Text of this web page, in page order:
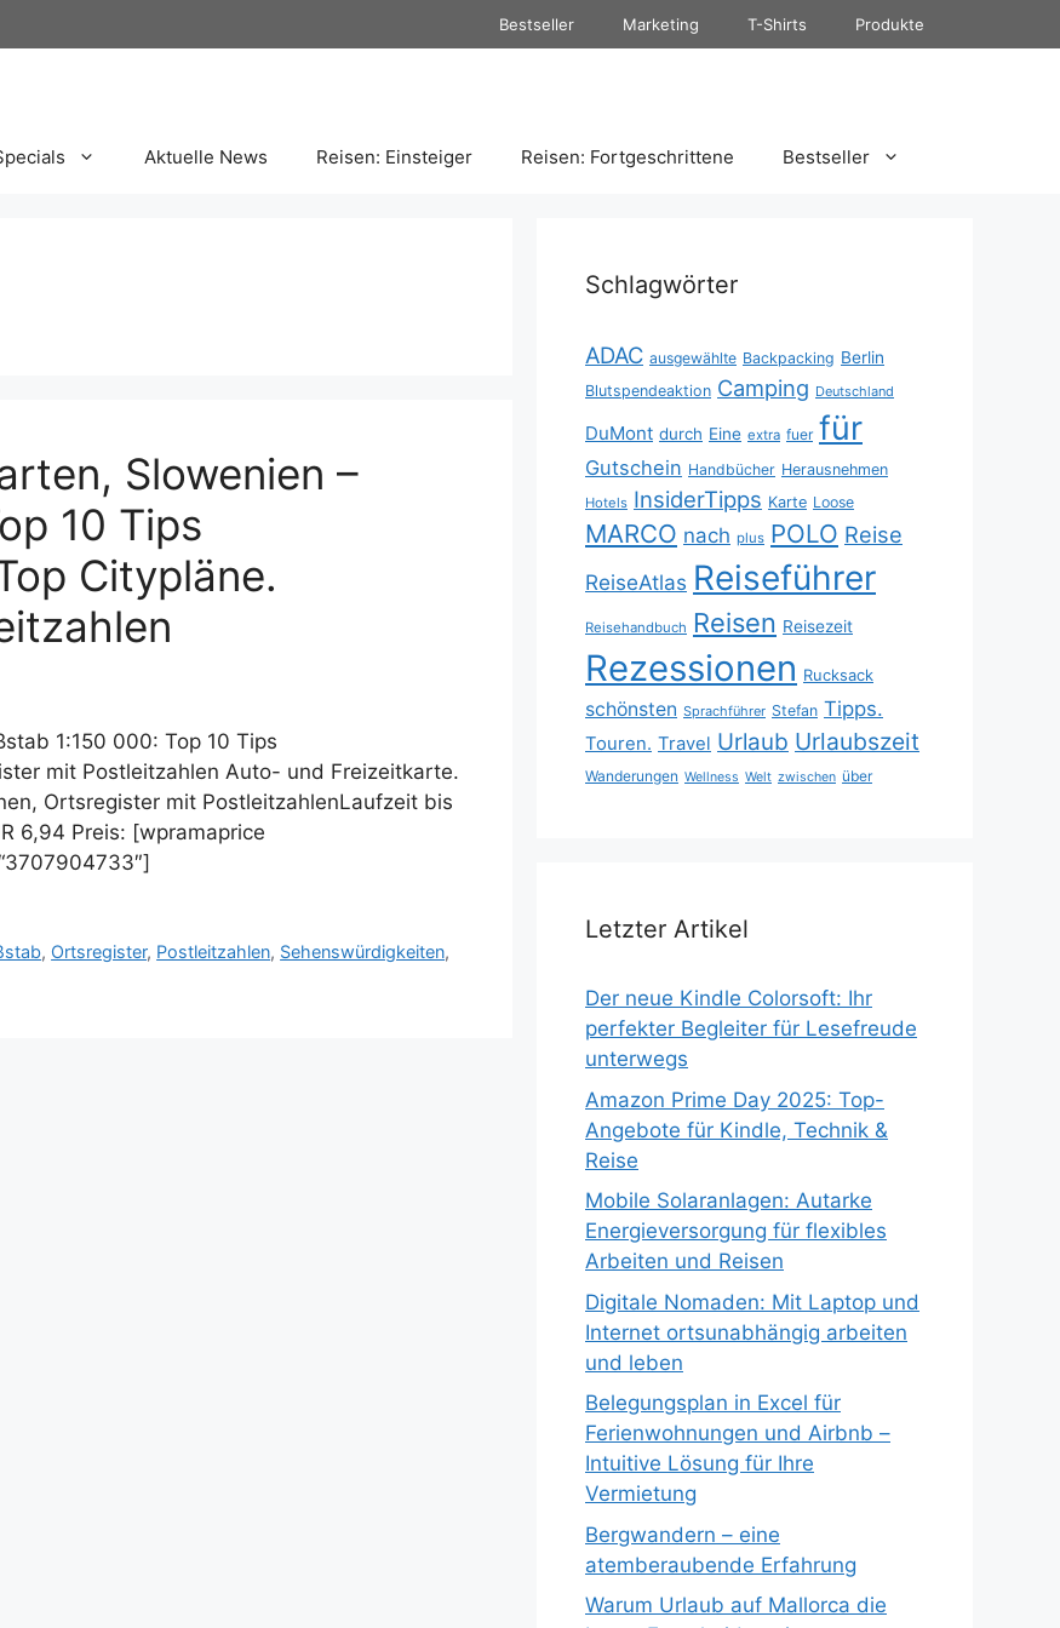
Bestseller Marketing T-Shirts Produkte
Aktuelle News Reisen: Einsteiger Reisen: Fortgeschrittene Bestseller
Slowenien –
10 Tips
Citypläne.
1:150 000: Top 10 Tips
mit Postleitzahlen Auto- und Freizeitkarte.
Ortsregister mit PostleitzahlenLaufzeit bis
6,94 Preis: [wpramaprice
, Ortsregister, Postleitzahlen, Sehenswürdigkeiten,
Schlagwörter
ADAC ausgewählte Backpacking Berlin
Blutspendeaktion Camping Deutschland
DuMont durch Eine extra fuer für
Gutschein Handbücher Herausnehmen
Hotels InsiderTipps Karte Loose
MARCO nach plus POLO Reise
ReiseAtlas Reiseführer
Reisehandbuch Reisen Reisezeit
Rezessionen Rucksack
schönsten Sprachführer Stefan Tipps.
Touren. Travel Urlaub Urlaubszeit
Wanderungen Wellness Welt zwischen über
Letzter Artikel
Der neue Kindle Colorsoft: Ihr
perfekter Begleiter für Lesefreude
unterwegs
Amazon Prime Day 2025: Top-
Angebote für Kindle, Technik &
Reise
Mobile Solaranlagen: Autarke
Energieversorgung für flexibles
Arbeiten und Reisen
Digitale Nomaden: Mit Laptop und
Internet ortsunabhängig arbeiten
und leben
Belegungsplan in Excel für
Ferienwohnungen und Airbnb –
Intuitive Lösung für Ihre
Vermietung
Bergwandern – eine
atemberaubende Erfahrung
Warum Urlaub auf Mallorca die